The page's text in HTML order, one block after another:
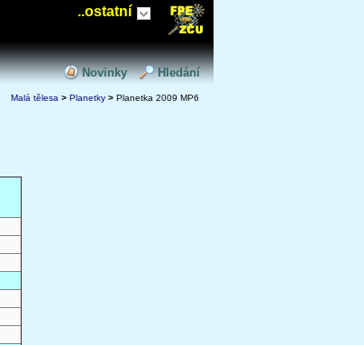
..ostatní
Novinky Hledání
Malá tělesa > Planetky > Planetka 2009 MP6